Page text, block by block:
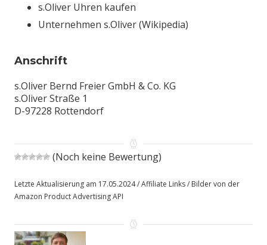
s.Oliver Uhren kaufen
Unternehmen s.Oliver (Wikipedia)
Anschrift
s.Oliver Bernd Freier GmbH & Co. KG
s.Oliver Straße 1
D-97228 Rottendorf
(Noch keine Bewertung)
Letzte Aktualisierung am 17.05.2024 / Affiliate Links / Bilder von der
Amazon Product Advertising API